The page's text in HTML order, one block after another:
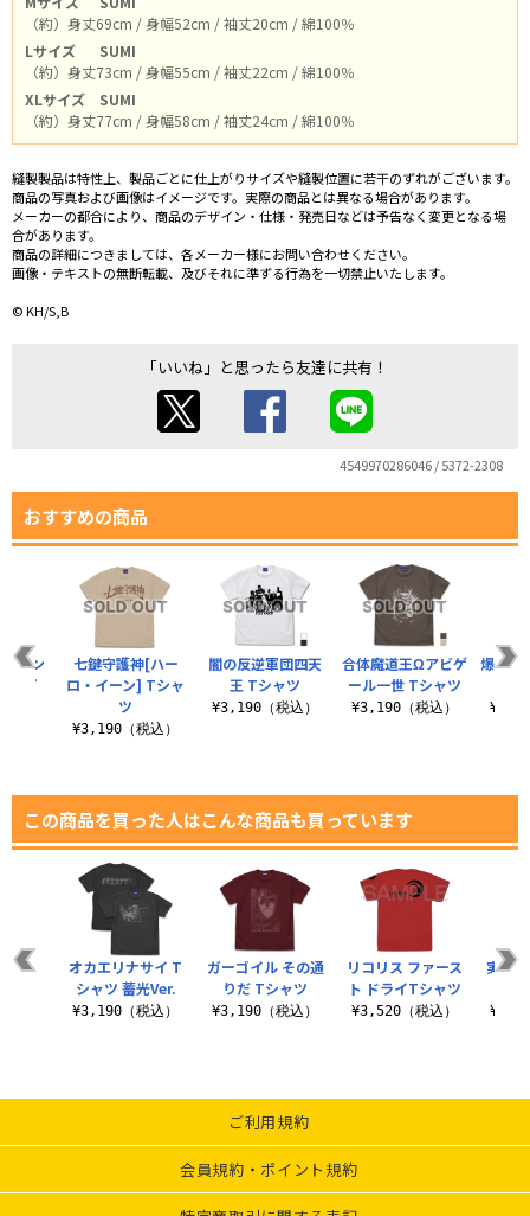
（約）身丈69cm / 身幅52cm / 袖丈20cm / 綿100％
Lサイズ
SUMI
（約）身丈73cm / 身幅55cm / 袖丈22cm / 綿100％
XLサイズ
SUMI
（約）身丈77cm / 身幅58cm / 袖丈24cm / 綿100％
縫製製品は特性上、製品ごとに仕上がりサイズや縫製位置に若干のずれがございます。
商品の写真および画像はイメージです。実際の商品とは異なる場合があります。
メーカーの都合により、商品のデザイン・仕様・発売日などは予告なく変更となる場
合があります。
商品の詳細につきましては、各メーカー様にお問い合わせください。
画像・テキストの無断転載、及びそれに準ずる行為を一切禁止いたします。
© KH/S,B
「いいね」と思ったら友達に共有！
4549970286046 / 5372-2308
おすすめの商品
闇の反逆軍団四天
王 Tシャツ
¥3,190（税込）
合体魔道王Ωアビゲ
ール一世 Tシャツ
¥3,190（税込）
爆霊地
テン
ップ
七鍵守護神[ハー
ロ・イーン] Tシャ
ツ
¥3,190（税込）
この商品を買った人はこんな商品も買っています
ガーゴイル その通
りだ Tシャツ
¥3,190（税込）
リコリス ファース
ト ドライTシャツ
¥3,520（税込）
実物
ャツ
オカエリナサイ T
シャツ 蓄光Ver.
¥3,190（税込）
ご利用規約
会員規約・ポイント規約